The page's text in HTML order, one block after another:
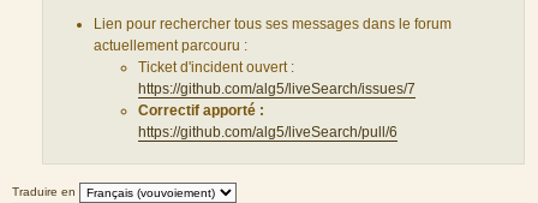
Lien pour rechercher tous ses messages dans le forum
actuellement parcouru :
Ticket d'incident ouvert :
https://github.com/alg5/liveSearch/issues/7
Correctif apporté :
https://github.com/alg5/liveSearch/pull/6
Traduire en